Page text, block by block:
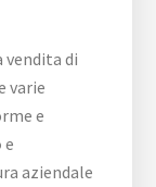
vendita di
varie
e
e
aziendale